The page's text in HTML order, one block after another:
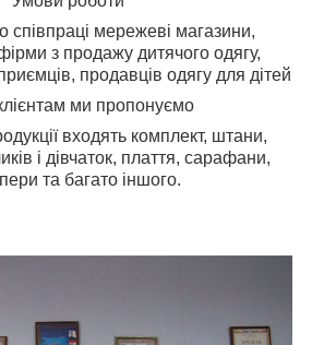
мережеві магазини,
з продажу дитячого одягу,
продавців одягу для дітей
ми пропонуємо
входять комплект, штани,
і дівчаток, плаття, сарафани,
та багато іншого.